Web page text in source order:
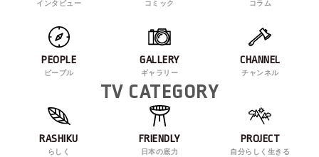
インタビュー コミック コラム
PEOPLE
ピープル
GALLERY
ギャラリー
CHANNEL
チャンネル
TV CATEGORY
RASHIKU
らしく
FRIENDLY
日本の底力
PROJECT
自分らしく生きる